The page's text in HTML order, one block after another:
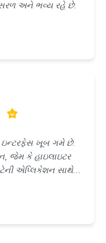
અને ભવ્ય રહે છે.
ખૂબ ગમે છે.
જેમ કે હાઇલાઇટર
એપ્લિકેશન સાથે